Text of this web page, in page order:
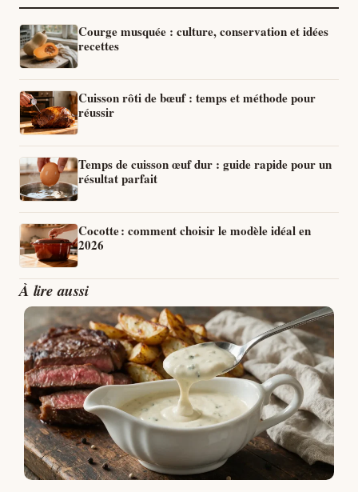
Courge musquée : culture, conservation et idées
recettes
Cuisson rôti de bœuf : temps et méthode pour
réussir
Temps de cuisson œuf dur : guide rapide pour un
résultat parfait
Cocotte : comment choisir le modèle idéal en
2026
À lire aussi